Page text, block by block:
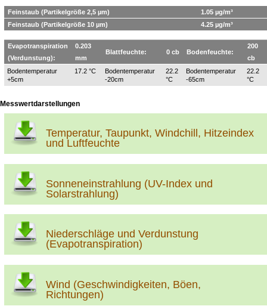
Feinstaub (Partikelgröße 2,5 µm)
1.05 µg/m³
Feinstaub (Partikelgröße 10 µm)
4.25 µg/m³
Evapotranspiration
(Verdunstung):
0.203
mm
Blattfeuchte: 0 cb Bodenfeuchte:
200
cb
Bodentemperatur
+5cm
17.2 °C
Bodentemperatur
-20cm
22.2
°C
Bodentemperatur
-65cm
22.2
°C
Messwertdarstellungen
Temperatur, Taupunkt, Windchill, Hitzeindex
und Luftfeuchte
Sonneneinstrahlung (UV-Index und
Solarstrahlung)
Niederschläge und Verdunstung
(Evapotranspiration)
Wind (Geschwindigkeiten, Böen,
Richtungen)